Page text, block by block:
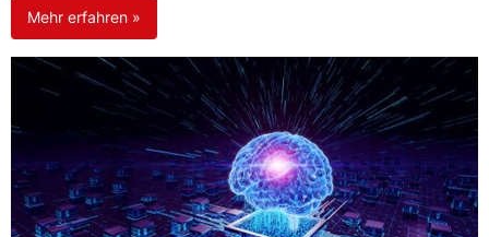
Mehr erfahren »